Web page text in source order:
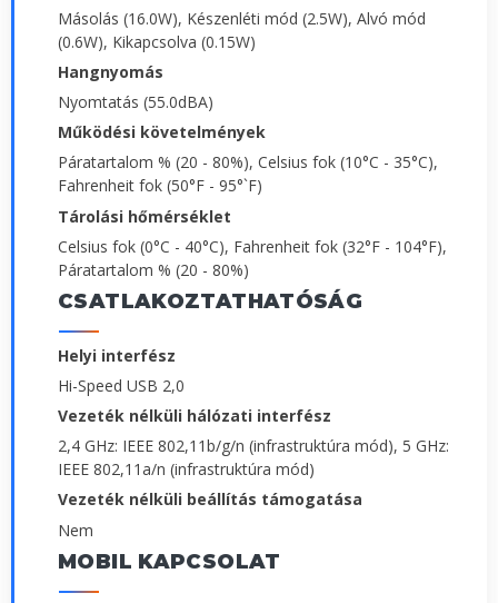
Másolás (16.0W), Készenléti mód (2.5W), Alvó mód
(0.6W), Kikapcsolva (0.15W)
Hangnyomás
Nyomtatás (55.0dBA)
Működési követelmények
Páratartalom % (20 - 80%), Celsius fok (10°C - 35°C),
Fahrenheit fok (50°F - 95°`F)
Tárolási hőmérséklet
Celsius fok (0°C - 40°C), Fahrenheit fok (32°F - 104°F),
Páratartalom % (20 - 80%)
CSATLAKOZTATHATÓSÁG
Helyi interfész
Hi-Speed USB 2,0
Vezeték nélküli hálózati interfész
2,4 GHz: IEEE 802,11b/g/n (infrastruktúra mód), 5 GHz:
IEEE 802,11a/n (infrastruktúra mód)
Vezeték nélküli beállítás támogatása
Nem
MOBIL KAPCSOLAT